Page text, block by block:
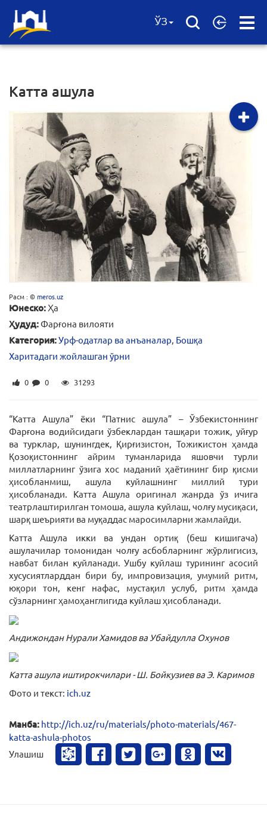
Open
ЎЗ
Катта ашула
Расм : ©meros.uz
Юнеско: Ҳа
Ҳудуд:Фарғона вилояти
Категория:Урф-одатлар ва анъаналар Бошқа
Харитадаги жойлашган ўрни
0 0 31293
“Катта Ашула” ёки “Патнис ашула” – Ўзбекистоннинг
Фарғона водийсидаги ўзбеклардан ташқари тожик, уйғур
ва турклар, шунингдек, Қирғизистон, Тожикистон ҳамда
Қозоқистоннинг айрим туманларида яшовчи турли
миллатларнинг ўзига хос маданий ҳаётининг бир қисми
ҳисобланмиш, ашула куйлашнинг миллий тури
ҳисобланади. Катта Ашула оригинал жанрда ўз ичига
театрлаштирилган томоша, ашула куйлаш, чолғу мусиқаси,
шарқ шеърияти ва муқаддас маросимларни жамлайди.
Катта Ашула икки ва ундан ортиқ (беш кишигача)
ашулачилар томонидан чолғу асбобларнинг жўрлигисиз,
навбат билан куйланади. Ушбу куйлаш турининг асосий
хусусиятларддан бири бу, импровизация, умумий ритм,
юқори тон, кенг нафас, мустақил услуб, ритм ҳамда
сўзларнинг ҳамоҳанглигида куйлаш ҳисобланади.
Андижондан Нурали Хамидов ва Убайдулла Охунов
Катта ашула иштирокчилари - Ш. Бойкузиев ва Э. Каримов
Фото и текст: ich.uz
Манба: http://ich.uz/ru/materials/photo-materials/467-
katta-ashula-photos
Улашиш